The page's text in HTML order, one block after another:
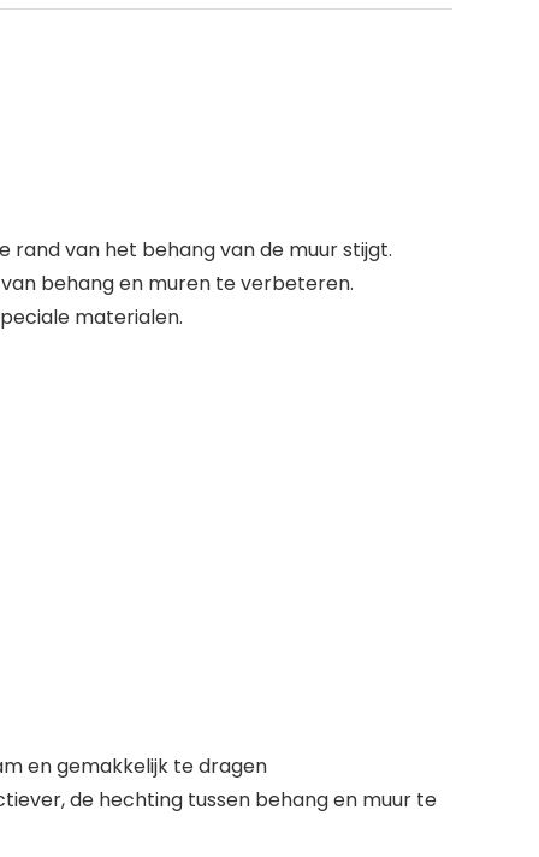
van het behang van de muur stijgt.
behang en muren te verbeteren.
materialen.
en gemakkelijk te dragen
de hechting tussen behang en muur te